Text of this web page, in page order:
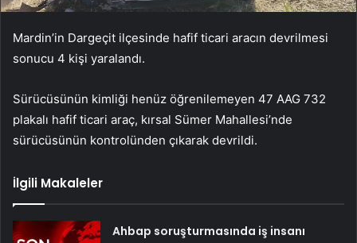
Mardin’in Dargeçit ilçesinde hafif ticari aracın devrilmesi
sonucu 4 kişi yaralandı.
Sürücüsünün kimliği henüz öğrenilemeyen 47 AAG 732
plakalı hafif ticari araç, kırsal Sümer Mahallesi’nde
sürücüsünün kontrolünden çıkarak devrildi.
İlgili Makaleler
Ahbap soruşturmasında iş insanı